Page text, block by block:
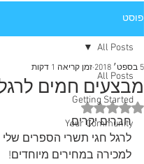
פוסט
All Posts
Getting Started
Your Community
All Posts
מבצעים חמים
5 בספט׳ 2018 זמן קריאה 1 דקות
דירוג של NaN מתוך 5 כוכבים
חברים יקרים,
לרגל חגי תשרי הספרים שלי
למכירה במחירים מיוחדים!